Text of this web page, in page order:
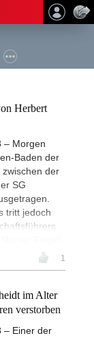
Herbert
– Morgen
Baden der
zwischen der
SG
tritt jedoch
1
im Alter
verstorben
– Einer der